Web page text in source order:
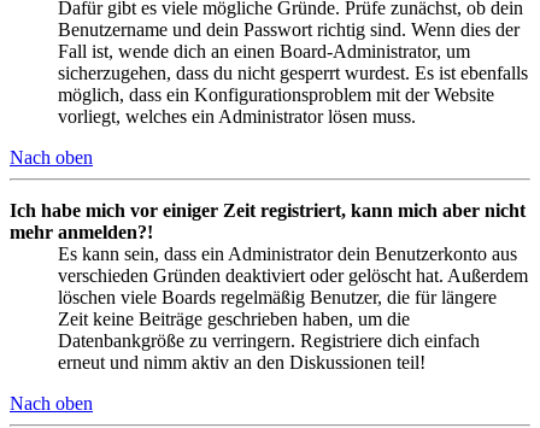
Dafür gibt es viele mögliche Gründe. Prüfe zunächst, ob dein
Benutzername und dein Passwort richtig sind. Wenn dies der
Fall ist, wende dich an einen Board-Administrator, um
sicherzugehen, dass du nicht gesperrt wurdest. Es ist ebenfalls
möglich, dass ein Konfigurationsproblem mit der Website
vorliegt, welches ein Administrator lösen muss.
Nach oben
Ich habe mich vor einiger Zeit registriert, kann mich aber nicht
mehr anmelden?!
Es kann sein, dass ein Administrator dein Benutzerkonto aus
verschieden Gründen deaktiviert oder gelöscht hat. Außerdem
löschen viele Boards regelmäßig Benutzer, die für längere
Zeit keine Beiträge geschrieben haben, um die
Datenbankgröße zu verringern. Registriere dich einfach
erneut und nimm aktiv an den Diskussionen teil!
Nach oben